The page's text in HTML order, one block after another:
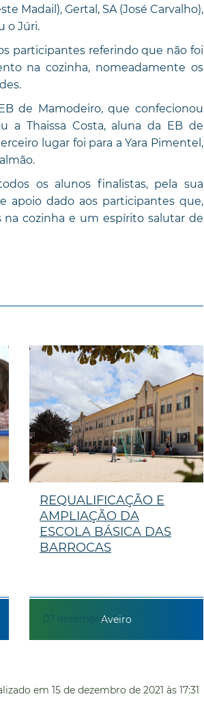
Madail), Gertal, SA (José Carvalho),
o Júri.
referindo que não foi
na cozinha, nomeadamente os
de Mamodeiro, que confecionou
a Thaissa Costa, aluna da EB de
lugar foi para a Yara Pimentel,
os alunos finalistas, pela sua
apoio dado aos participantes que,
cozinha e um espírito salutar de
07 dezembro
REQUALIFICAÇÃO E
AMPLIAÇÃO DA
ESCOLA BÁSICA DAS
BARROCAS
Aveiro
em 15 de dezembro de 2021 às 17:31